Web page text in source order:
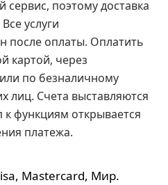
поэтому доставка
услуги
после оплаты. Оплатить
картой, через
по безналичному
лиц. Счета выставляются
к функциям открывается
платежа.
Mastercard, Мир.